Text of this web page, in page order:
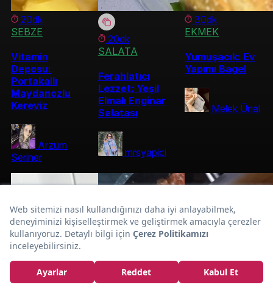
Sütlü Köz
Patlıcan Çorbası
Tarifi
20dk
SEBZE
Vitamin
Deposu:
Portakallı
Maydanozlu
Kereviz
Arzum
Seriner
20dk
SALATA
Ferahlatıcı
Lezzet: Yeşil
Elmalı Enginar
Salatası
mrsyapici
30dk
EKMEK
Yumuşacık: Ev
Yapımı Bagel
Melek Ünal